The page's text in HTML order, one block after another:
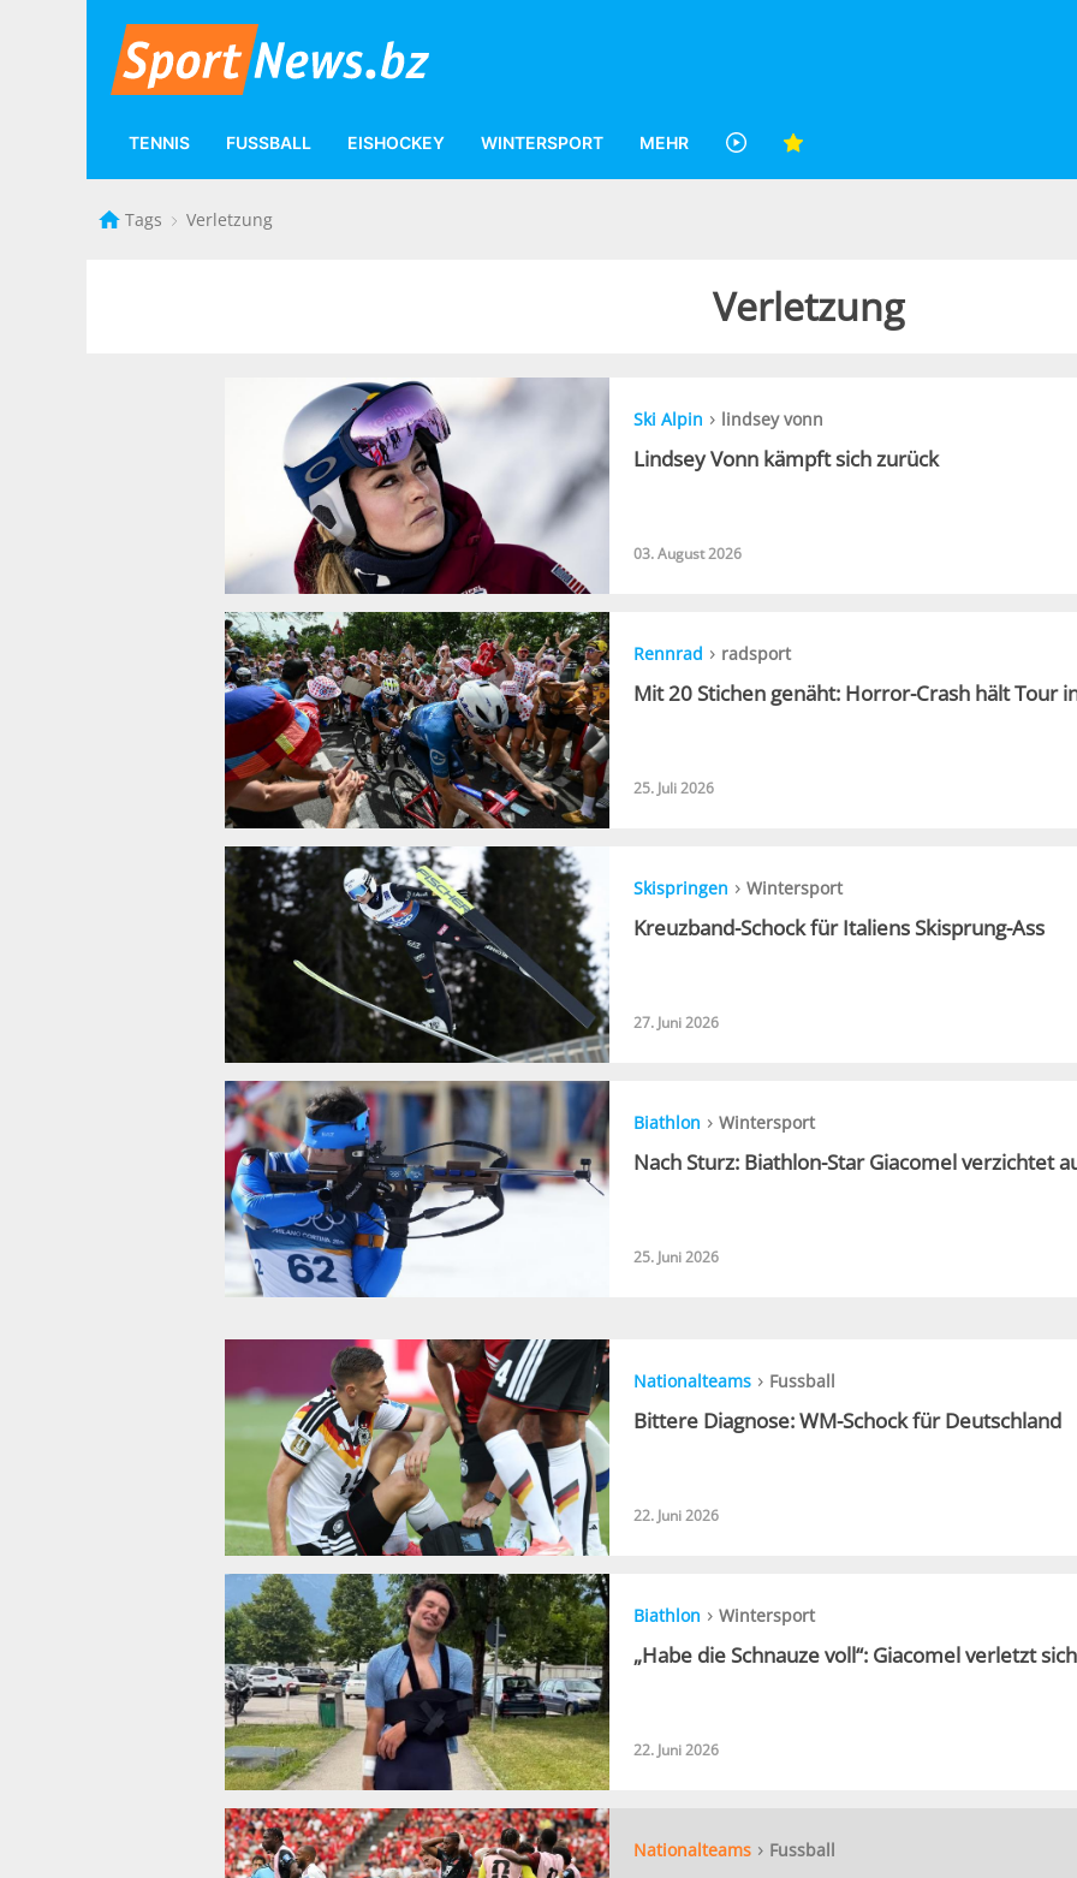
TENNIS FUSSBALL EISHOCKEY WINTERSPORT MEHR
Tags Verletzung
Verletzung
Ski Alpin › lindsey vonn
Lindsey Vonn kämpft sich zurück
03. August 2026
Rennrad › radsport
Mit 20 Stichen genäht: Horror-Crash hält Tour
25. Juli 2026
Skispringen › Wintersport
Kreuzband-Schock für Italiens Skisprung-Ass
27. Juni 2026
Biathlon › Wintersport
Nach Sturz: Biathlon-Star Giacomel verzichtet
25. Juni 2026
Nationalteams› Fussball
Bittere Diagnose: WM-Schock für Deutschland
22. Juni 2026
Biathlon › Wintersport
„Habe die Schnauze voll“: Giacomel verletzt
22. Juni 2026
Nationalteams› Fussball